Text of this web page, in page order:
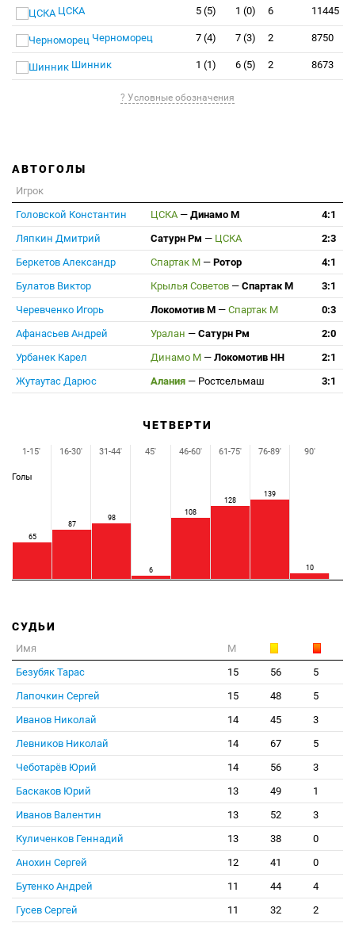
ЦСКА 5 (5) 1 (0) 6 11445
Черноморец 7 (4) 7 (3) 2 8750
Шинник 1 (1) 6 (5) 2 8673
? Условные обозначения
АВТОГОЛЫ
Игрок
Головской Константин
ЦСКА — Динамо М
4:1
Ляпкин Дмитрий
Сатурн Рм — ЦСКА
2:3
Беркетов Александр
Спартак М — Ротор
4:1
Булатов Виктор
Крылья Советов — Спартак М
3:1
Черевченко Игорь
Локомотив М — Спартак М
0:3
Афанасьев Андрей
Уралан — Сатурн Рм
2:0
Урбанек Карел
Динамо М — Локомотив НН
2:1
Жутаутас Дарюс
Алания — Ростсельмаш 3:1
ЧЕТВЕРТИ
Голы
65
87
98
6
108
128
139
10
1-15' 16-30' 31-44' 45' 46-60' 61-75' 76-89' 90'
СУДЬИ
Имя
М
Безубяк Тарас
15 56
5
Лапочкин Сергей
15 48
5
Иванов Николай
14 45
3
Левников Николай
14 67
5
Чеботарёв Юрий
14 56
3
Баскаков Юрий
13 49
1
Иванов Валентин
13 52
3
Куличенков Геннадий
13 38
0
Анохин Сергей
12 41
0
Бутенко Андрей
11 44
4
Гусев Сергей
11 32
2